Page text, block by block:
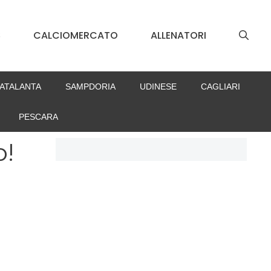
CALCIOMERCATO ALLENATORI
ATALANTA SAMPDORIA UDINESE CAGLIARI
PESCARA